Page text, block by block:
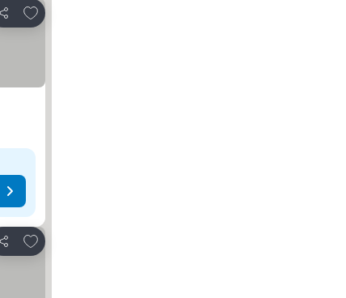
Teilen
Zu Favoriten hinzufügen
Teilen
Zu Favoriten hinzufügen